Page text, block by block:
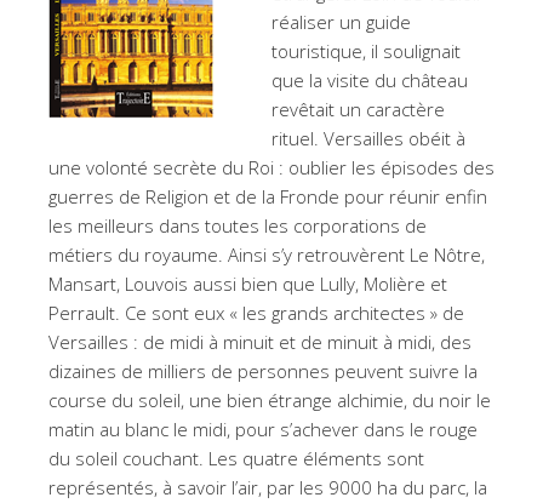
réaliser un guide
touristique, il soulignait
que la visite du château
revêtait un caractère
rituel. Versailles obéit à
une volonté secrète du Roi : oublier les épisodes des
guerres de Religion et de la Fronde pour réunir enfin
les meilleurs dans toutes les corporations de
métiers du royaume. Ainsi s’y retrouvèrent Le Nôtre,
Mansart, Louvois aussi bien que Lully, Molière et
Perrault. Ce sont eux « les grands architectes » de
Versailles : de midi à minuit et de minuit à midi, des
dizaines de milliers de personnes peuvent suivre la
course du soleil, une bien étrange alchimie, du noir le
matin au blanc le midi, pour s’achever dans le rouge
du soleil couchant. Les quatre éléments sont
représentés, à savoir l’air, par les 9000 ha du parc, la